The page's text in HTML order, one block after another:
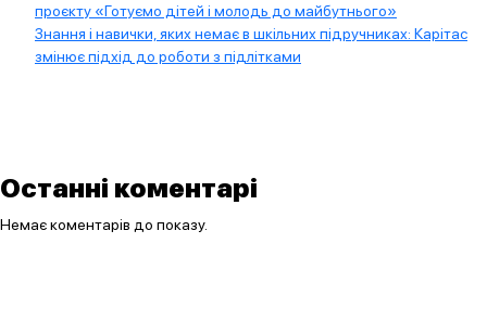
проєкту «Готуємо дітей і молодь до майбутнього»
Знання і навички, яких немає в шкільних підручниках: Карітас
змінює підхід до роботи з підлітками
Останні коментарі
Немає коментарів до показу.